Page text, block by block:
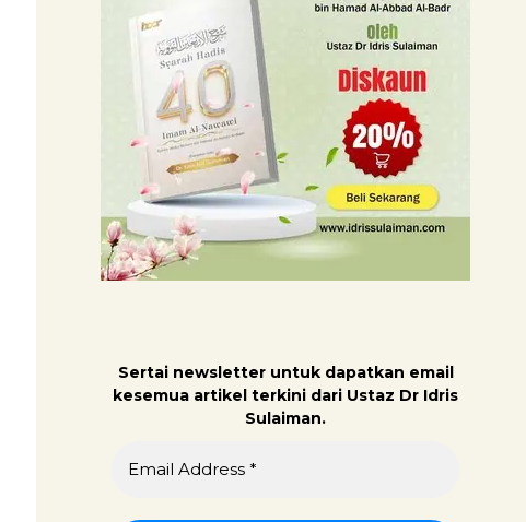
Sertai newsletter untuk dapatkan email
kesemua artikel terkini dari Ustaz Dr Idris
Sulaiman.